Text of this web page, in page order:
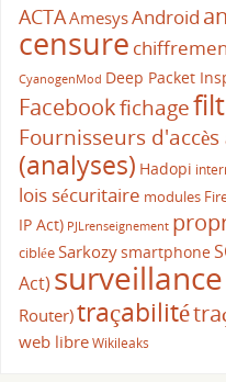
ACTAAmesysAndroid
censure
CyanogenMod Deep Packet
Facebookfichage
Fournisseurs
(analyses) Hadopi
lois sécuritaire modules
IP Act) PJLrenseignement
cibléeSarkozysmartphone
Act) surveillance
Router)traçabilité
web libreWikileaks